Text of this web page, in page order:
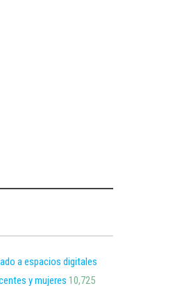
a espacios digitales
y mujeres 10,725